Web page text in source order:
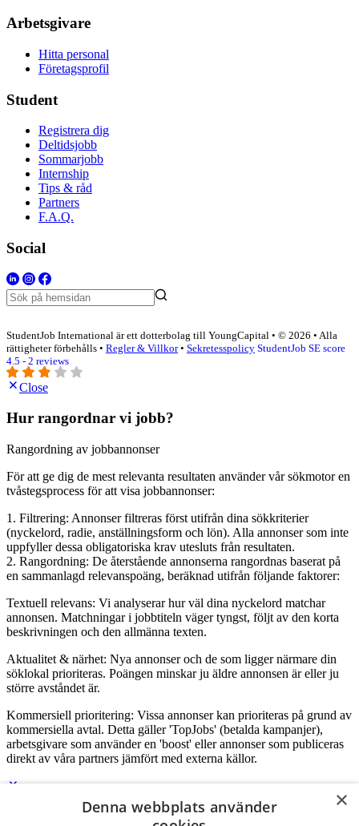
Arbetsgivare
Hitta personal
Företagsprofil
Student
Registrera dig
Deltidsjobb
Sommarjobb
Internship
Tips & råd
Partners
F.A.Q.
Social
StudentJob International är ett dotterbolag till YoungCapital • © 2026 • Alla
rättigheter förbehålls • Regler & Villkor• Sekretesspolicy StudentJob SE score
4.5 - 2 reviews
Close
Hur rangordnar vi jobb?
Rangordning av jobbannonser
För att ge dig de mest relevanta resultaten använder vår sökmotor en
tvåstegsprocess för att visa jobbannonser:
1. Filtrering: Annonser filtreras först utifrån dina sökkriterier
(nyckelord, radie, anställningsform och lön). Alla annonser som inte
uppfyller dessa obligatoriska krav utesluts från resultaten.
2. Rangordning: De återstående annonserna rangordnas baserat på
en sammanlagd relevanspoäng, beräknad utifrån följande faktorer:
Textuell relevans: Vi analyserar hur väl dina nyckelord matchar
annonsen. Matchningar i jobbtiteln väger tyngst, följt av den korta
beskrivningen och den allmänna texten.
Aktualitet & närhet: Nya annonser och de som ligger närmare din
söklokal prioriteras. Poängen minskar ju äldre annonsen är eller ju
större avståndet är.
Kommersiell prioritering: Vissa annonser kan prioriteras på grund av
kommersiella avtal. Detta gäller 'TopJobs' (betalda kampanjer),
arbetsgivare som använder en 'boost' eller annonser som publiceras
direkt av våra partners jämfört med externa källor.
Logga in som företag
×
Denna webbplats använder